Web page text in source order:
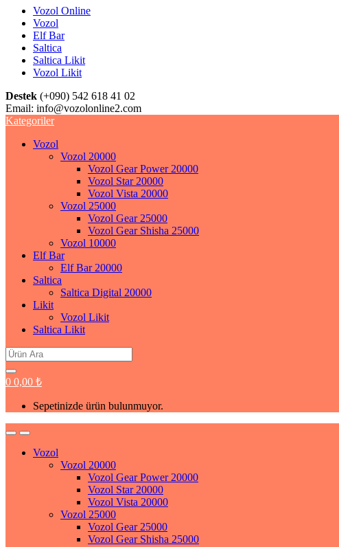
Vozol Online
Vozol
Elf Bar
Saltica
Saltica Likit
Vozol Likit
Destek (+090) 542 618 41 02
Email: info@vozolonline2.com
Kategoriler
Vozol
Vozol 20000
Vozol Gear Power 20000
Vozol Star 20000
Vozol Vista 20000
Vozol 25000
Vozol Gear 25000
Vozol Gear Shisha 25000
Vozol 10000
Elf Bar
Elf Bar 20000
Saltica
Saltica Digital 20000
Likit
Vozol Likit
Saltica Likit
Search
for:
0 0,00 ₺
Sepetinizde ürün bulunmuyor.
Vozol
Vozol 20000
Vozol Gear Power 20000
Vozol Star 20000
Vozol Vista 20000
Vozol 25000
Vozol Gear 25000
Vozol Gear Shisha 25000